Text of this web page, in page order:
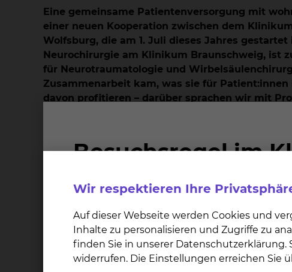
Eine gemeinsame Patientenversorgung mit
einer neuen Kooperation zwischen dem
Wolfsburg, die am 1. Juli dieses Jahres
Neurochirurgie am Klinikum Braunschweig, ist
für Neurotraumatologie und
Zusammenarbeit kam, was sie für
davon profitieren – darüber sprachen wir mit
Prof. Dr. Zweckberger:Die Idee der Kooperation
Klinikum Braunschweig hingegen ist ein Haus der
neurochirurgischen Behandlungen an. Dazu zählt
Schädelbasischirurgie und Behandlungen von
Wirbelsäule. Mit einem Leitungswechsel in
Verbesserungsmöglichkeiten für die gesamte
für die Kooperation gelegt.
Wir respektieren Ihre
Auf dieser Webseite werden Cookies und
Inhalte zu personalisieren und Zugriffe zu
finden Sie in unserer Datenschutzerklärung.
widerrufen. Die Einstellungen erreichen Sie